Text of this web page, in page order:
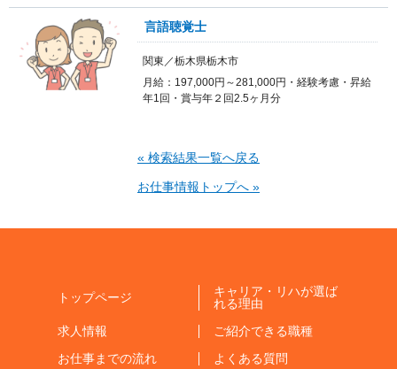
言語聴覚士
関東／栃木県栃木市
月給：197,000円～281,000円・経験考慮・昇給
年1回・賞与年２回2.5ヶ月分
« 検索結果一覧へ戻る
お仕事情報トップへ »
トップページ
キャリア・リハが選ば
れる理由
求人情報
ご紹介できる職種
お仕事までの流れ
よくある質問